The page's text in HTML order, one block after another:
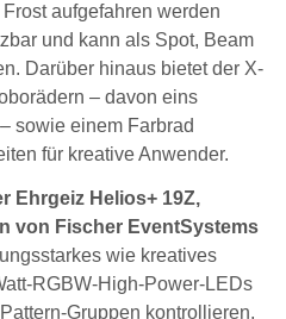
aufgefahren werden
und kann als Spot, Beam
Darüber hinaus bietet der X-
– davon eins
sowie einem Farbrad
für kreative Anwender.
Ehrgeiz Helios+ 19Z,
von Fischer EventSystems
wie kreatives
RGBW-High-Power-LEDs
Gruppen kontrollieren,